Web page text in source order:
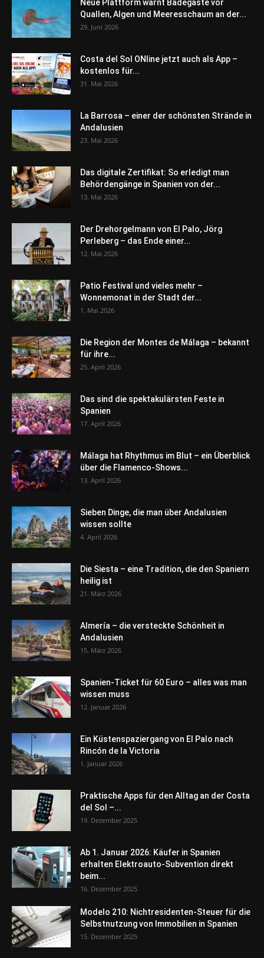
Neue Plattform warnt Badegäste vor
Quallen, Algen und Meeresschaum an der...
29. Juni 2026
Costa del Sol ONline jetzt auch als App –
kostenlos für...
31. Mai 2026
La Barrosa – einer der schönsten Strände in
Andalusien
23. Mai 2026
Das digitale Zertifikat: So erledigt man
Behördengänge in Spanien von der...
13. Mai 2026
Der Drehorgelmann von El Palo, Jörg
Perleberg – das Ende einer...
12. Mai 2026
Patio Festival und vieles mehr –
Wonnemonat in der Stadt der...
1. Mai 2026
Die Region der Montes de Málaga – bekannt
für ihre...
25. April 2026
Das sind die spektakulärsten Feste in
Spanien
17. April 2026
Málaga hat Rhythmus im Blut – ein Überblick
über die Flamenco-Shows...
13. April 2026
Sieben Dinge, die man über Andalusien
wissen sollte
4. April 2026
Die Siesta – eine Tradition, die den Spaniern
heilig ist
21. März 2026
Almería – die versteckte Schönheit in
Andalusien
15. März 2026
Spanien-Ticket für 60 Euro – alles was man
wissen muss
12. Januar 2026
Ein Küstenspaziergang von El Palo nach
Rincón de la Victoria
1. Januar 2026
Praktische Apps für den Alltag an der Costa
del Sol –...
19. Dezember 2025
Ab 1. Januar 2026: Käufer in Spanien
erhalten Elektroauto-Subvention direkt
beim...
16. Dezember 2025
Modelo 210: Nichtresidenten-Steuer für die
Selbstnutzung von Immobilien in Spanien
15. Dezember 2025